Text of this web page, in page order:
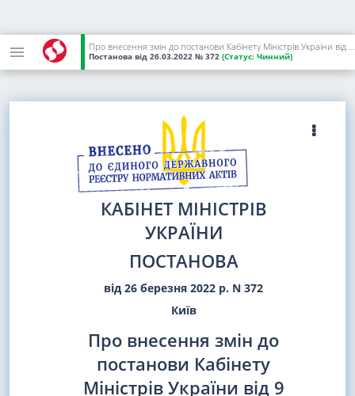
Про внесення змін до постанови Кабінету Міністрів України від 9 грудня 2020 р. N 1236
Постанова від 26.03.2022 № 372 (Статус: Чинний)
КАБІНЕТ МІНІСТРІВ
УКРАЇНИ
ПОСТАНОВА
від 26 березня 2022 р. N 372
Київ
Про внесення змін до
постанови Кабінету
Міністрів України від 9